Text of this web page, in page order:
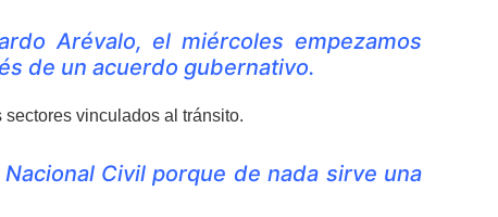
Arévalo, el miércoles empezamos
de un acuerdo gubernativo.
vinculados al tránsito.
Civil porque de nada sirve una